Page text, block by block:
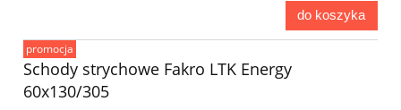
do koszyka
Schody strychowe Fakro LTK Energy
60x130/305
promocja